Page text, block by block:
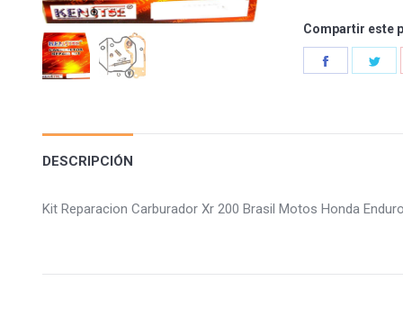
Compartir este
DESCRIPCIÓN
Kit Reparacion Carburador Xr 200 Brasil Motos Honda